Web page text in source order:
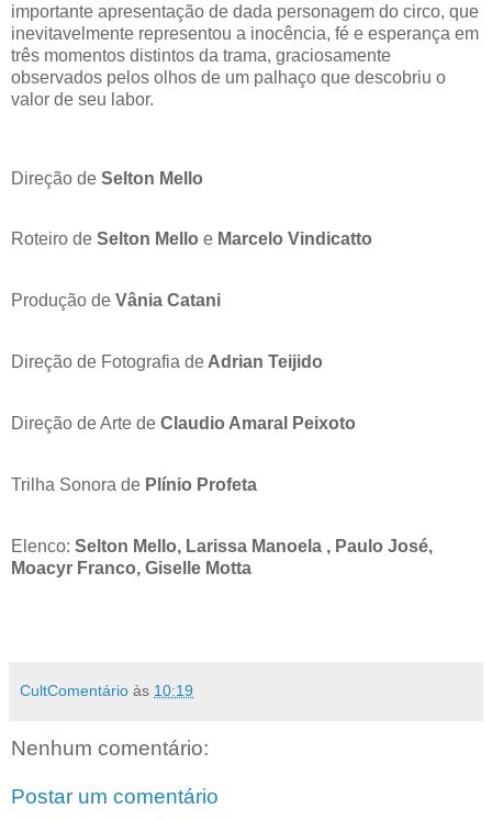
importante apresentação de dada personagem do circo, que
inevitavelmente representou a inocência, fé e esperança em
três momentos distintos da trama, graciosamente
observados pelos olhos de um palhaço que descobriu o
valor de seu labor.
Direção de Selton Mello
Roteiro de Selton Mello e Marcelo Vindicatto
Produção de Vânia Catani
Direção de Fotografia de Adrian Teijido
Direção de Arte de Claudio Amaral Peixoto
Trilha Sonora de Plínio Profeta
Elenco: Selton Mello, Larissa Manoela , Paulo José,
Moacyr Franco, Giselle Motta
CultComentário às 10:19
Nenhum comentário:
Postar um comentário